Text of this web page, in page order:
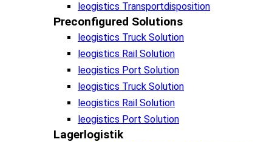
leogistics Transportdisposition
Preconfigured Solutions
leogistics Truck Solution
leogistics Rail Solution
leogistics Port Solution
leogistics Truck Solution
leogistics Rail Solution
leogistics Port Solution
Lagerlogistik